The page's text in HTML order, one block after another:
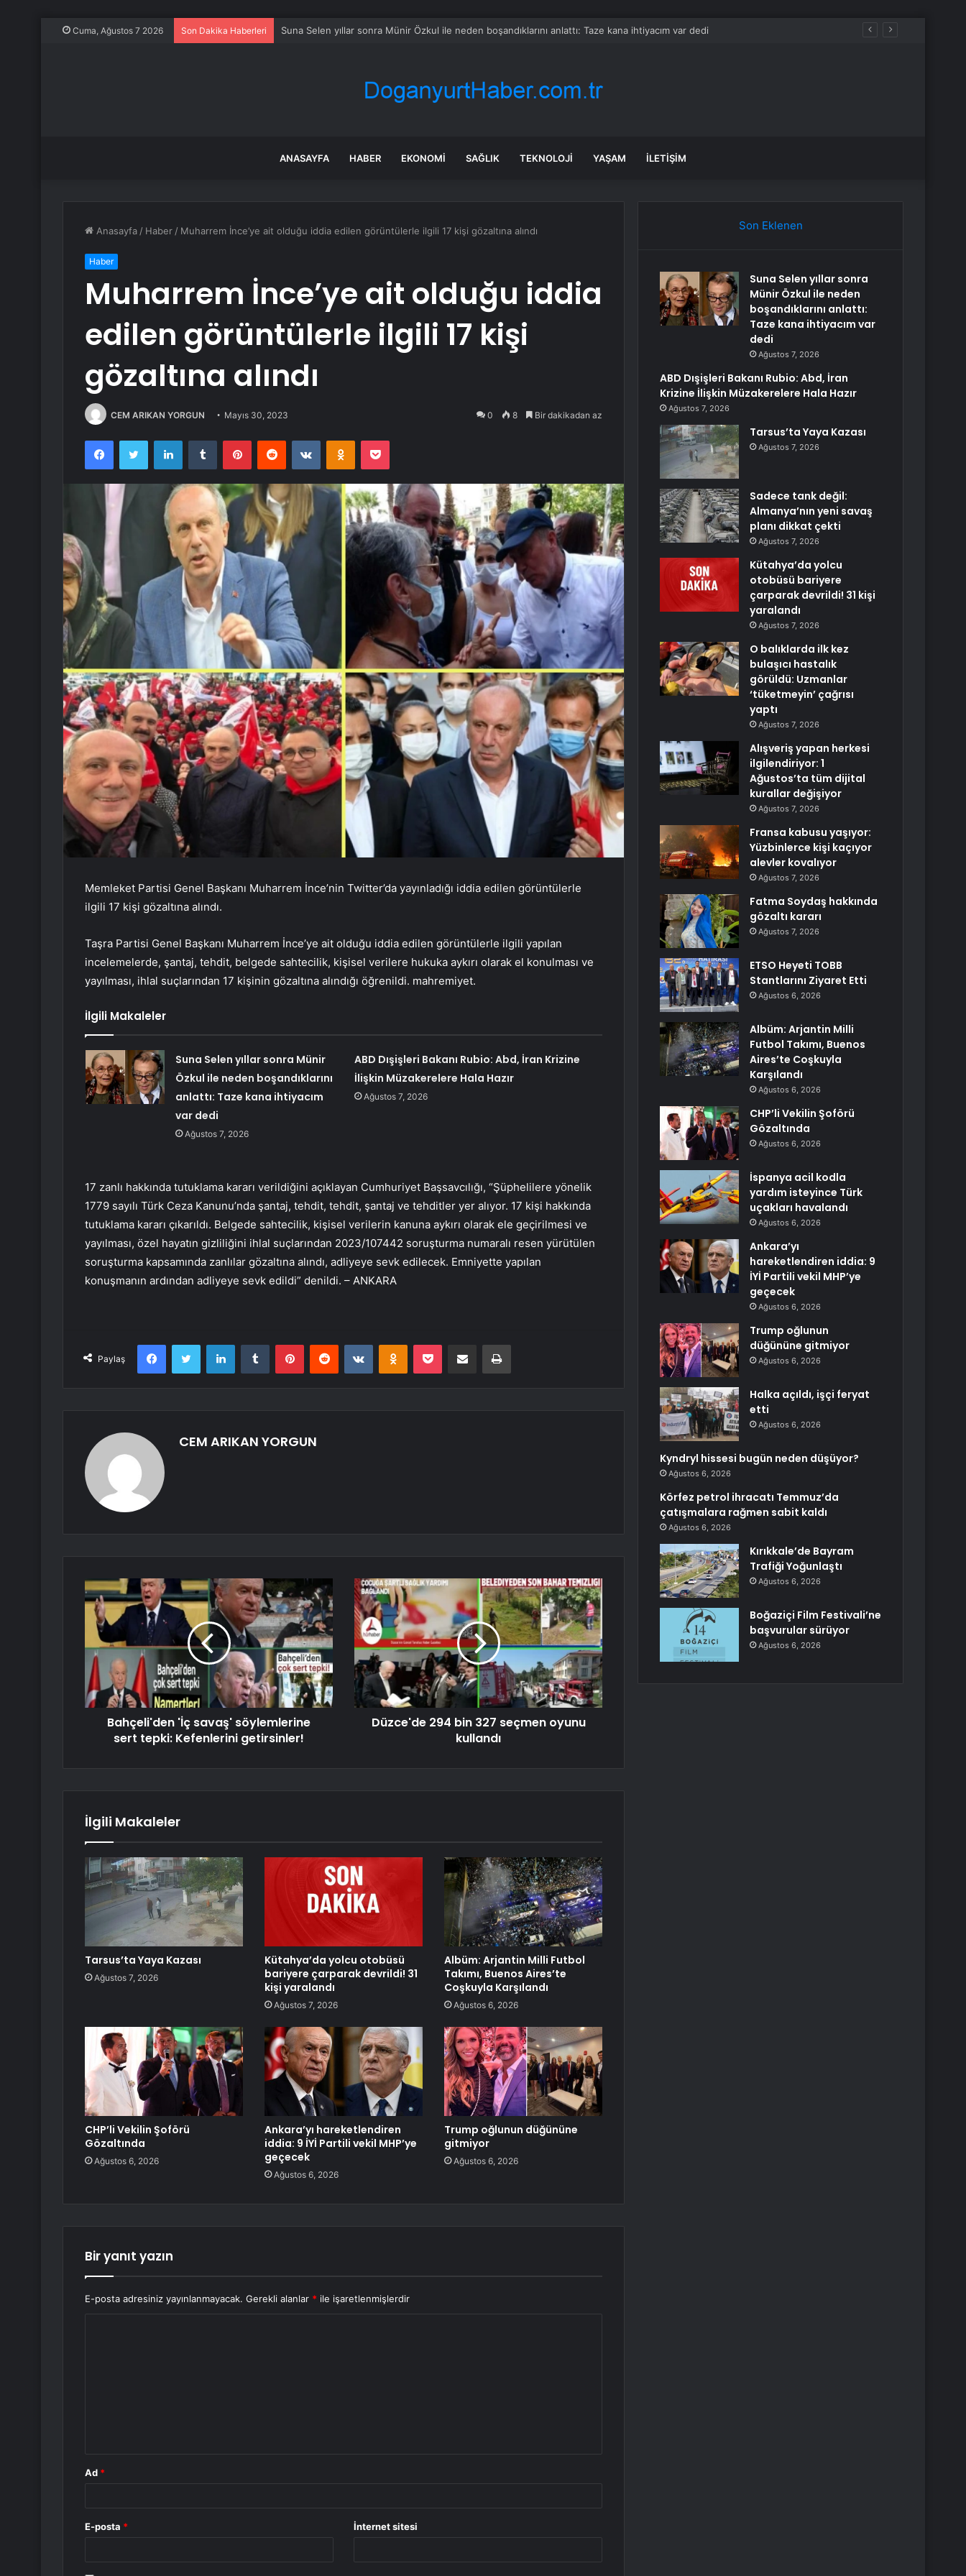
Cuma, Ağustos 7 2026 Son Dakika Haberleri ABD Dışişleri Bakanı Rubio: Abd, İran Krizine İlişkin Müzakerelere Hala Hazır
ANASAYFA HABER EKONOMI SAĞLIK TEKNOLOJI YAŞAM İLETIŞIM
Anasayfa / Haber / Muharrem İnce’ye ait olduğu iddia edilen görüntülerle ilgili 17 kişi gözaltına alındı
Haber
Muharrem İnce’ye ait olduğu iddia
edilen görüntülerle ilgili 17 kişi
gözaltına alındı
CEM ARIKAN YORGUN Mayıs 30, 2023 0 8 Bir dakikadan az
FacebookTwitter LinkedInTumblr PinterestReddit VKontakteOdnoklassniki
Pocket
Memleket Partisi Genel Başkanı Muharrem İnce’nin Twitter’da yayınladığı iddia edilen görüntülerle
ilgili 17 kişi gözaltına alındı.
Taşra Partisi Genel Başkanı Muharrem İnce’ye ait olduğu iddia edilen görüntülerle ilgili yapılan
incelemelerde, şantaj, tehdit, belgede sahtecilik, kişisel verilere hukuka aykırı olarak el konulması ve
yayılması, ihlal suçlarından 17 kişinin gözaltına alındığı öğrenildi. mahremiyet.
İlgili Makaleler
Suna Selen yıllar sonra Münir
Özkul ile neden boşandıklarını
anlattı: Taze kana ihtiyacım
var dedi
Ağustos 7, 2026
ABD Dışişleri Bakanı Rubio: Abd, İran Krizine
İlişkin Müzakerelere Hala Hazır
Ağustos 7, 2026
17 zanlı hakkında tutuklama kararı verildiğini açıklayan Cumhuriyet Başsavcılığı, “Şüphelilere yönelik
1779 sayılı Türk Ceza Kanunu’nda şantaj, tehdit, tehdit, şantaj ve tehditler yer alıyor. 17 kişi hakkında
tutuklama kararı çıkarıldı. Belgede sahtecilik, kişisel verilerin kanuna aykırı olarak ele geçirilmesi ve
yayılması, özel hayatın gizliliğini ihlal suçlarından 2023/107442 soruşturma numaralı resen yürütülen
soruşturma kapsamında zanlılar gözaltına alındı, adliyeye sevk edilecek. Emniyette yapılan
konuşmanın ardından adliyeye sevk edildi” denildi. – ANKARA
Paylaş
FacebookTwitter LinkedInTumblr PinterestReddit VKontakteOdnoklassniki
Pocket E-Posta ile paylaş Yazdır
CEM ARIKAN YORGUN
Bahçeli'den 'İç savaş' söylemlerine
sert tepki: Kefenlerini getirsinler!
Düzce'de 294 bin 327 seçmen oyunu
kullandı
İlgili Makaleler
Tarsus’ta Yaya Kazası
Ağustos 7, 2026
Kütahya’da yolcu otobüsü
bariyere çarparak devrildi! 31
kişi yaralandı
Ağustos 7, 2026
Albüm: Arjantin Milli Futbol
Takımı, Buenos Aires’te
Coşkuyla Karşılandı
Ağustos 6, 2026
CHP’li Vekilin Şoförü
Gözaltında
Ağustos 6, 2026
Ankara’yı hareketlendiren
iddia: 9 İYİ Partili vekil MHP’ye
geçecek
Ağustos 6, 2026
Trump oğlunun düğününe
gitmiyor
Ağustos 6, 2026
Bir yanıt yazın
E-posta adresiniz yayınlanmayacak. Gerekli alanlar * ile işaretlenmişlerdir
Ad *
E-posta * İnternet sitesi
Son Eklenen
Suna Selen yıllar sonra
Münir Özkul ile neden
boşandıklarını anlattı:
Taze kana ihtiyacım var
dedi
Ağustos 7, 2026
ABD Dışişleri Bakanı Rubio: Abd, İran
Krizine İlişkin Müzakerelere Hala Hazır
Ağustos 7, 2026
Tarsus’ta Yaya Kazası
Ağustos 7, 2026
Sadece tank değil:
Almanya’nın yeni savaş
planı dikkat çekti
Ağustos 7, 2026
Kütahya’da yolcu
otobüsü bariyere
çarparak devrildi! 31 kişi
yaralandı
Ağustos 7, 2026
O balıklarda ilk kez
bulaşıcı hastalık
görüldü: Uzmanlar
‘tüketmeyin’ çağrısı
yaptı
Ağustos 7, 2026
Alışveriş yapan herkesi
ilgilendiriyor: 1
Ağustos’ta tüm dijital
kurallar değişiyor
Ağustos 7, 2026
Fransa kabusu yaşıyor:
Yüzbinlerce kişi kaçıyor
alevler kovalıyor
Ağustos 7, 2026
Fatma Soydaş hakkında
gözaltı kararı
Ağustos 7, 2026
ETSO Heyeti TOBB
Stantlarını Ziyaret Etti
Ağustos 6, 2026
Albüm: Arjantin Milli
Futbol Takımı, Buenos
Aires’te Coşkuyla
Karşılandı
Ağustos 6, 2026
CHP’li Vekilin Şoförü
Gözaltında
Ağustos 6, 2026
İspanya acil kodla
yardım isteyince Türk
uçakları havalandı
Ağustos 6, 2026
Ankara’yı
hareketlendiren iddia: 9
İYİ Partili vekil MHP’ye
geçecek
Ağustos 6, 2026
Trump oğlunun
düğününe gitmiyor
Ağustos 6, 2026
Halka açıldı, işçi feryat
etti
Ağustos 6, 2026
Kyndryl hissesi bugün neden düşüyor?
Ağustos 6, 2026
Körfez petrol ihracatı Temmuz’da
çatışmalara rağmen sabit kaldı
Ağustos 6, 2026
Kırıkkale’de Bayram
Trafiği Yoğunlaştı
Ağustos 6, 2026
Boğaziçi Film Festivali’ne
başvurular sürüyor
Ağustos 6, 2026